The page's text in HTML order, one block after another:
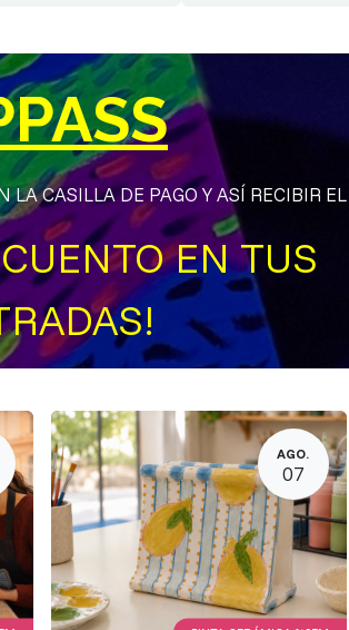
LA CASILLA DE PAGO Y ASÍ RECIBIR EL
EN TUS
AGO.
07